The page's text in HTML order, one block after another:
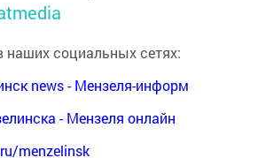
наших социальных сетях:
news - Мензеля-информ
- Мензеля онлайн
menzelinsk